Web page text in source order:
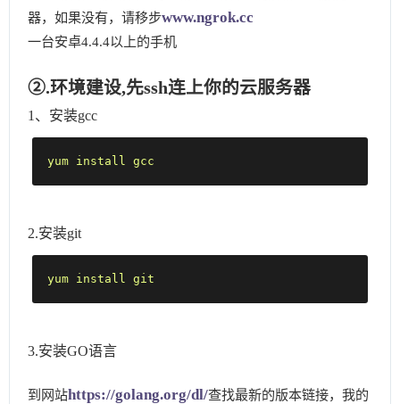
器，如果没有，请移步www.ngrok.cc
一台安卓4.4.4以上的手机
②.环境建设,先ssh连上你的云服务器
1、安装gcc
yum install gcc
2.安装git
yum install git
3.安装GO语言
到网站https://golang.org/dl/查找最新的版本链接，我的